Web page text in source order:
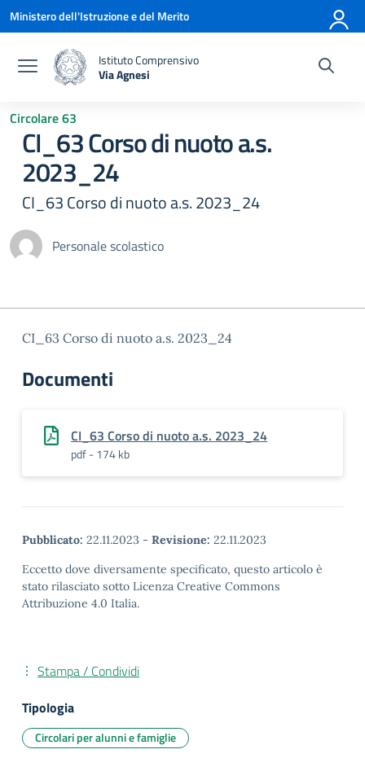
Vai ai contenuti
Vai al menu di navigazione
Vai al footer
Ministero dell'Istruzione e del Merito
Istituto Comprensivo
Via Agnesi
— Visita la pagina iniziale della scuola
Circolare 63
CI_63 Corso di nuoto a.s.
2023_24
CI_63 Corso di nuoto a.s. 2023_24
Personale scolastico
CI_63 Corso di nuoto a.s. 2023_24
Documenti
CI_63 Corso di nuoto a.s. 2023_24
pdf - 174 kb
Pubblicato: 22.11.2023 - Revisione: 22.11.2023
Eccetto dove diversamente specificato, questo articolo è
stato rilasciato sotto Licenza Creative Commons
Attribuzione 4.0 Italia.
Stampa / Condividi
Tipologia
Circolari per alunni e famiglie